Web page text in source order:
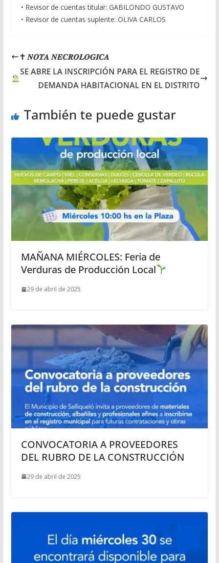
• Revisor de cuentas titular: GABILONDO GUSTAVO
• Revisor de cuentas suplente: OLIVA CARLOS
✝ 𝑵𝑶𝑻𝑨 𝑵𝑬𝑪𝑹𝑶𝑳𝑶𝑮𝑰𝑪𝑨
SE ABRE LA INSCRIPCIÓN PARA EL REGISTRO DE
DEMANDA HABITACIONAL EN EL DISTRITO
También te puede gustar
MAÑANA MIÉRCOLES: Feria de
Verduras de Producción Local
29 de abril de 2025
CONVOCATORIA A PROVEEDORES
DEL RUBRO DE LA CONSTRUCCIÓN
29 de abril de 2025